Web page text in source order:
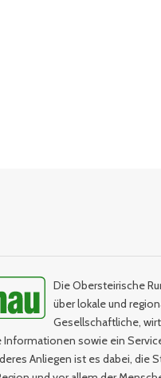
Die Obersteirische
über lokale und
Gesellschaftliche,
Informationen sowie ein
Anliegen ist es dabei, die